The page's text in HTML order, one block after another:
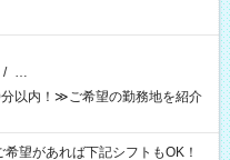
/ …
以内！≫ご希望の勤務地を紹介